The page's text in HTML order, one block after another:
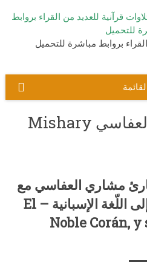
بروابط مباشرة للتحميل
مشاري العفاسي Mishary
مشاري العفاسي مع
ترجمة معاني الآيات إلى اللّغة الإسبانية – El
Noble Corán,